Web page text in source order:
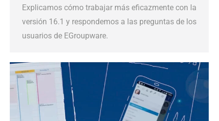
Explicamos cómo trabajar más eficazmente con la
versión 16.1 y respondemos a las preguntas de los
usuarios de EGroupware.